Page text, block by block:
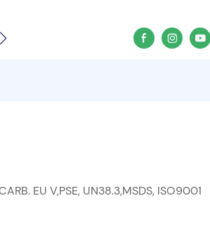
อสินค้า
EU V,PSE, UN38.3,MSDS, ISO9001